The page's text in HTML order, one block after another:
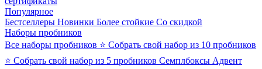
Популярное
Бестселлеры Новинки Более стойкие Со скидкой
Наборы пробников
Все наборы пробников ⭐ Собрать свой набор из 10 пробников
⭐ Собрать свой набор из 5 пробников Семплбоксы Адвент